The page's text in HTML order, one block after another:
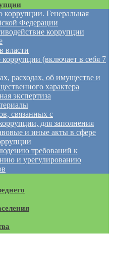
коррупции. Генеральная
Федерации
коррупции
власти
(включает в себя 7
расходах, об имуществе и
характера
экспертиза
связанных с
для заполнения
и иные акты в сфере
требований к
и урегулированию